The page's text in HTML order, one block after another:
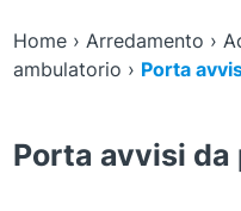
Home› Arredamento ›
ambulatorio › Porta
Porta avvisi